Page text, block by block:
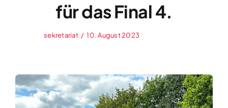
für das Final 4.
sekretariat / 10. August 2023